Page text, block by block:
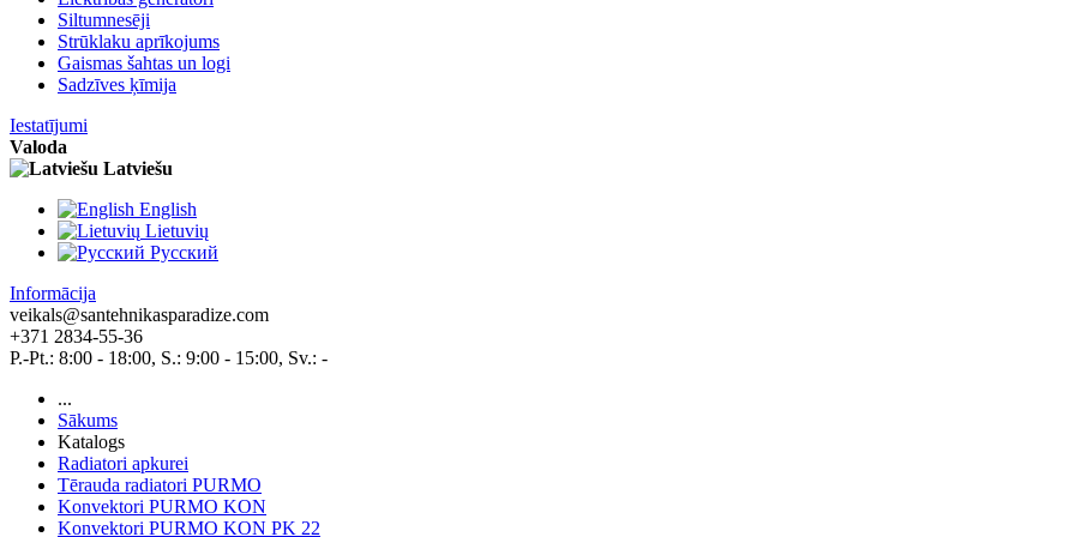
Siltumnesēji
Strūklaku aprīkojums
Gaismas šahtas un logi
Sadzīves ķīmija
Iestatījumi
Valoda
Latviešu
English
Lietuvių
Pусский
Informācija
veikals@santehnikasparadize.com
+371 2834-55-36
P.-Pt.: 8:00 - 18:00, S.: 9:00 - 15:00, Sv.: -
...
Sākums
Katalogs
Radiatori apkurei
Tērauda radiatori PURMO
Konvektori PURMO KON
Konvektori PURMO KON PK 22